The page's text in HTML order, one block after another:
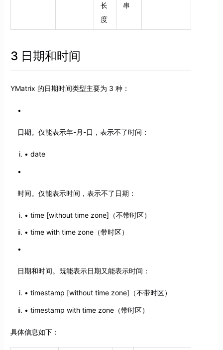
长
度
串
3 日期和时间
YMatrix 的日期时间类型主要为 3 种：
日期。仅能表示年-月-日，表示不了时间：
date
时间。仅能表示时间，表示不了日期：
time [without time zone]（不带时区）
time with time zone（带时区）
日期和时间。既能表示日期又能表示时间：
timestamp [without time zone]（不带时区）
timestamp with time zone（带时区）
具体信息如下：